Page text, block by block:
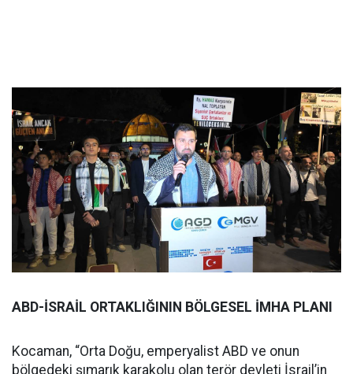
ABD-İSRAİL ORTAKLIĞININ BÖLGESEL İMHA PLANI
Kocaman, “Orta Doğu, emperyalist ABD ve onun
bölgedeki şımarık karakolu olan terör devleti İsrail’in